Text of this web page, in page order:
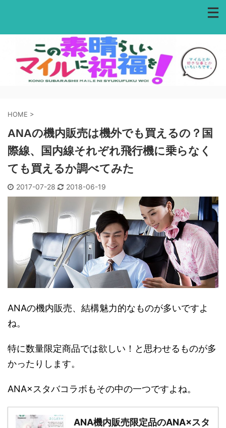
HOME >
ANAの機内販売は機外でも買えるの？国
際線、国内線それぞれ飛行機に乗らなく
ても買えるか調べてみた
2017-07-28 2018-06-19
ANAの機内販売、結構魅力的なものが多いですよ
ね。
特に数量限定商品では欲しい！と思わせるものが多
かったりします。
ANA×スタバコラボもその中の一つですよね。
ANA機内販売限定品のANA×スタ